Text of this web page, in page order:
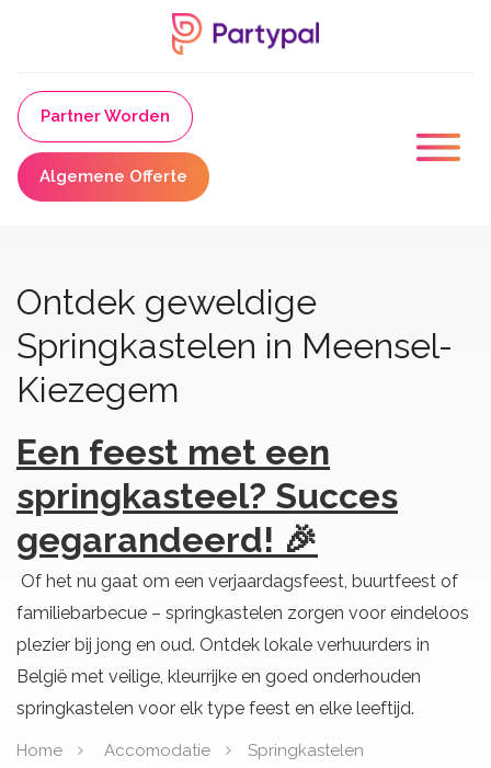
Partner Worden
Algemene Offerte
Ontdek geweldige
Springkastelen in Meensel-
Kiezegem
Een feest met een
springkasteel? Succes
gegarandeerd! 🎉
Of het nu gaat om een verjaardagsfeest, buurtfeest of
familiebarbecue – springkastelen zorgen voor eindeloos
plezier bij jong en oud. Ontdek lokale verhuurders in
België met veilige, kleurrijke en goed onderhouden
springkastelen voor elk type feest en elke leeftijd.
Home Accomodatie Springkastelen